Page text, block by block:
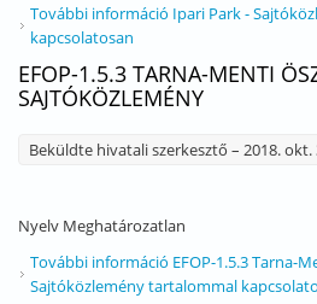
További információ Ipari Park -
kapcsolatosan
EFOP-1.5.3 TARNA-MENTI
SAJTÓKÖZLEMÉNY
Beküldte hivatali szerkesztő – 2018. okt.
Nyelv Meghatározatlan
További információ EFOP-1.5.3 Tarna-
Sajtóközlemény tartalommal